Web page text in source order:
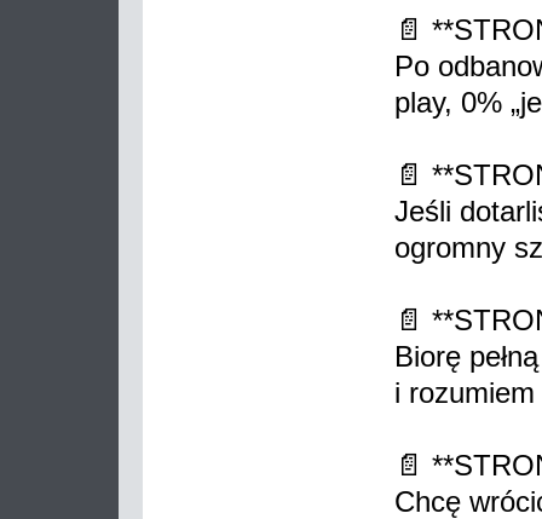
📄
Po
play, 0%
📄
Jeśli
ogromny
📄
Biorę
i
📄
Chcę